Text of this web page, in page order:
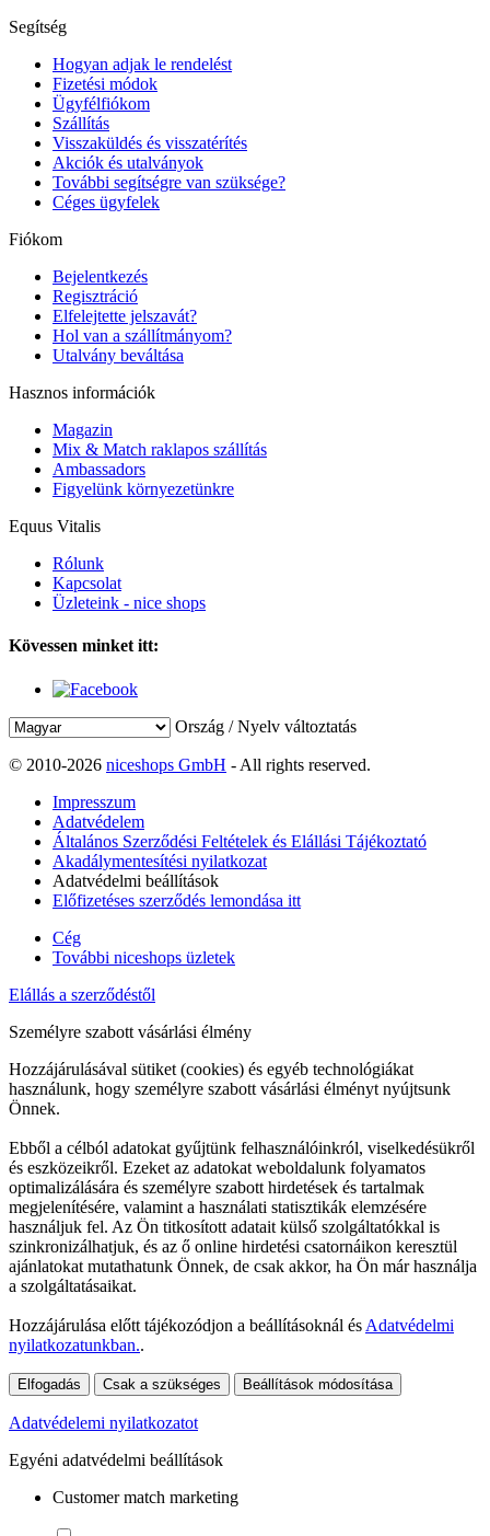
Segítség
Hogyan adjak le rendelést
Fizetési módok
Ügyfélfiókom
Szállítás
Visszaküldés és visszatérítés
Akciók és utalványok
További segítségre van szüksége?
Céges ügyfelek
Fiókom
Bejelentkezés
Regisztráció
Elfelejtette jelszavát?
Hol van a szállítmányom?
Utalvány beváltása
Hasznos információk
Magazin
Mix & Match raklapos szállítás
Ambassadors
Figyelünk környezetünkre
Equus Vitalis
Rólunk
Kapcsolat
Üzleteink - nice shops
Kövessen minket itt:
Ország / Nyelv változtatás
© 2010-2026 niceshops GmbH - All rights reserved.
Impresszum
Adatvédelem
Általános Szerződési Feltételek és Elállási Tájékoztató
Akadálymentesítési nyilatkozat
Adatvédelmi beállítások
Előfizetéses szerződés lemondása itt
Cég
További niceshops üzletek
Elállás a szerződéstől
Személyre szabott vásárlási élmény
Hozzájárulásával sütiket (cookies) és egyéb technológiákat
használunk, hogy személyre szabott vásárlási élményt nyújtsunk
Önnek.
Ebből a célból adatokat gyűjtünk felhasználóinkról, viselkedésükről
és eszközeikről. Ezeket az adatokat weboldalunk folyamatos
optimalizálására és személyre szabott hirdetések és tartalmak
megjelenítésére, valamint a használati statisztikák elemzésére
használjuk fel. Az Ön titkosított adatait külső szolgáltatókkal is
szinkronizálhatjuk, és az ő online hirdetési csatornáikon keresztül
ajánlatokat mutathatunk Önnek, de csak akkor, ha Ön már használja
a szolgáltatásaikat.
Hozzájárulása előtt tájékozódjon a beállításoknál és Adatvédelmi
nyilatkozatunkban..
Elfogadás Csak a szükséges Beállítások módosítása
Adatvédelemi nyilatkozatot
Egyéni adatvédelmi beállítások
Customer match marketing